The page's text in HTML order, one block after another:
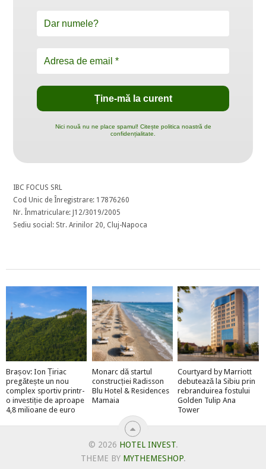
Nici nouă nu ne place spamul! Citește politica noastră de
confidențialitate.
IBC FOCUS SRL
Cod Unic de Înregistrare: 17876260
Nr. Înmatriculare: J12/3019/2005
Sediu social: Str. Arinilor 20, Cluj-Napoca
Brașov: Ion Țiriac
pregătește un nou
complex sportiv printr-
o investiție de aproape
4,8 milioane de euro
Monarc dă startul
construcției Radisson
Blu Hotel & Residences
Mamaia
Courtyard by Marriott
debutează la Sibiu prin
rebranduirea fostului
Golden Tulip Ana
Tower
© 2026 HOTEL INVEST.
THEME BY MYTHEMESHOP.